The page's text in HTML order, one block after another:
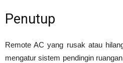
Penutup
Remote AC yang rusak atau
mengatur sistem pendingin